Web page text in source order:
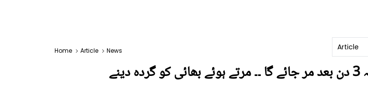
Home Article News
9 سال سے گردے فیل تھے، ڈاکٹر نے کہا یہ 3 دن بعد مر جائے گا ۔۔ مرتے ہوئے بھائی کو گردہ دینے